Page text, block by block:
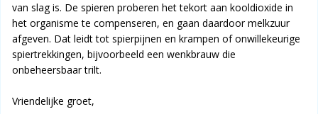
van slag is. De spieren proberen het tekort aan kooldioxide in
het organisme te compenseren, en gaan daardoor melkzuur
afgeven. Dat leidt tot spierpijnen en krampen of onwillekeurige
spiertrekkingen, bijvoorbeeld een wenkbrauw die
onbeheersbaar trilt.
Vriendelijke groet,